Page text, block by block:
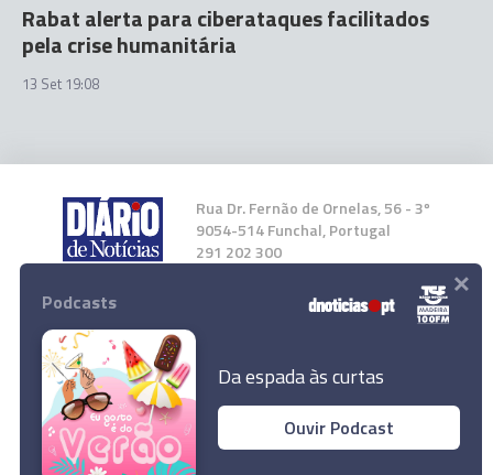
Rabat alerta para ciberataques facilitados
pela crise humanitária
13 Set 19:08
Rua Dr. Fernão de Ornelas, 56 - 3º
9054-514 Funchal, Portugal
291 202 300
Instale a nossa App
© 2023 Empresa Diário de Notícias, Lda.
Podcasts
Da espada às curtas
Ouvir Podcast
×